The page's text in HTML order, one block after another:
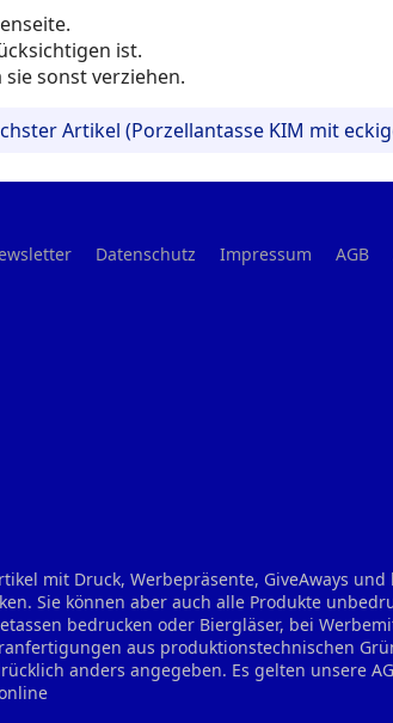
ist.
sonst verziehen.
Artikel (Porzellantasse KIM mit
Datenschutz Impressum AGB
mit Druck, Werbepräsente, GiveAways
Sie können aber auch alle Produkte
bedrucken oder Biergläser, bei
aus produktionstechnischen
anders angegeben. Es gelten unsere